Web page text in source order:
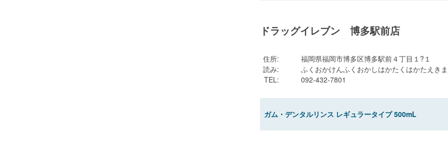
ドラッグイレブン 博多駅前店
住所:
福岡県福岡市博多区博多駅前４丁目１?１
読み:
ふくおかけんふくおかしはかたくはかたえき
TEL: 092-432-7801
ガム・デンタルリンス レギュラータイプ 500mL